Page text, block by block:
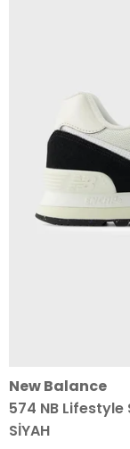
New Balance
574 NB Lifestyle
SİYAH